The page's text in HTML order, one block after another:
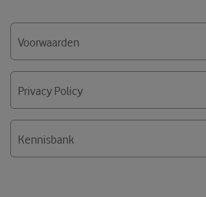
Voorwaarden
Privacy Policy
Kennisbank